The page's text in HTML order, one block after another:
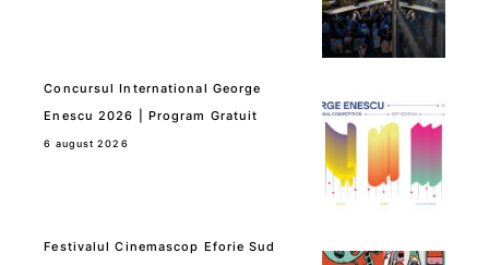
Concursul International George
Enescu 2026 | Program Gratuit
6 august 2026
Festivalul Cinemascop Eforie Sud